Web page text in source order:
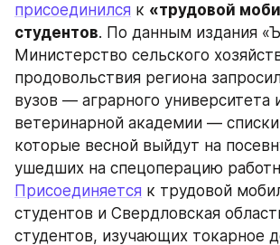
присоединился к «трудовой
студентов. По данным издания
Министерство сельского
продовольствия региона
вузов — аграрного университета
ветеринарной академии —
которые весной выйдут на
Присоединяется к трудовой
студентов и Свердловская
студентов, изучающих токарное